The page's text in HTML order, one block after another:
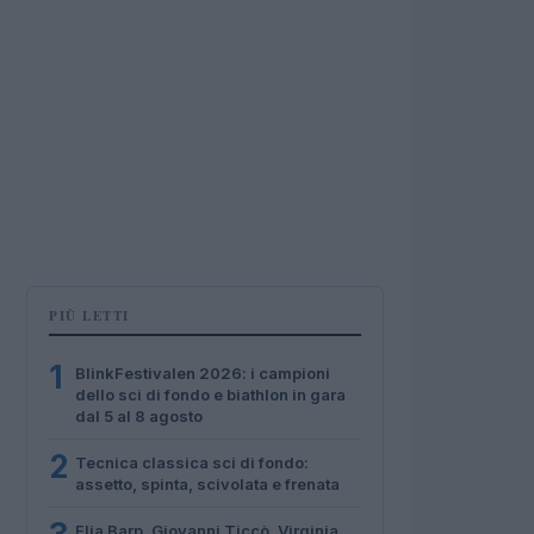
PIÙ LETTI
1
BlinkFestivalen 2026: i campioni
dello sci di fondo e biathlon in gara
dal 5 al 8 agosto
2 Tecnica classica sci di fondo:
assetto, spinta, scivolata e frenata